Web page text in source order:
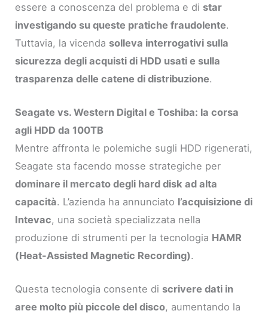
essere a conoscenza del problema e di star
investigando su queste pratiche fraudolente.
Tuttavia, la vicenda solleva interrogativi sulla
sicurezza degli acquisti di HDD usati e sulla
trasparenza delle catene di distribuzione.
Seagate vs. Western Digital e Toshiba: la corsa
agli HDD da 100TB
Mentre affronta le polemiche sugli HDD rigenerati,
Seagate sta facendo mosse strategiche per
dominare il mercato degli hard disk ad alta
capacità. L’azienda ha annunciato l’acquisizione di
Intevac, una società specializzata nella
produzione di strumenti per la tecnologia HAMR
(Heat-Assisted Magnetic Recording).
Questa tecnologia consente di scrivere dati in
aree molto più piccole del disco, aumentando la